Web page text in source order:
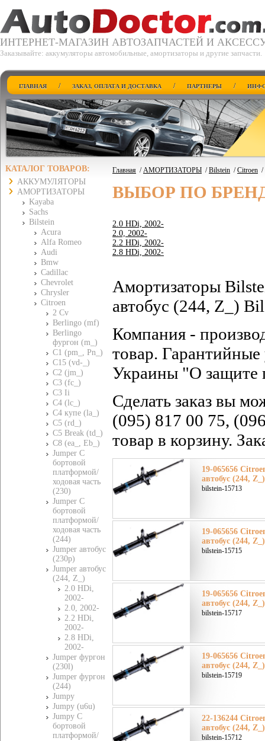
ИНТЕРНЕТ-МАГАЗИН АВТОЗАПЧАСТЕЙ И
Заказывайте: аккумуляторы автомобильные, амортизаторы и другие запчасти.
ГЛАВНАЯ / ЗАКАЗ, ОПЛАТА И ДОСТАВКА / ПАРТНЕРЫ /
КАТАЛОГ ТОВАРОВ:
АККУМУЛЯТОРЫ
АМОРТИЗАТОРЫ
Kayaba
Sachs
Bilstein
Acura
Alfa Romeo
Audi
Bmw
Cadillac
Chevrolet
Chrysler
Citroen
2 Cv
Berlingo (mf)
Berlingo
фургон (m_)
C1 (pm_, Pn_)
C15 (vd-_)
C2 (jm_)
C3 (fc_)
C3 Ii
C4 (lc_)
C4 купе (la_)
C5 (rd_)
C5 Break (td_)
C8 (ea_, Eb_)
Jumper C
бортовой
платформой/
ходовая часть
(230)
Jumper C
бортовой
платформой/
ходовая часть
(244)
Jumper автобус
(230p)
Jumper автобус
(244, Z_)
2.0 HDi,
2002-
2.0, 2002-
2.2 HDi,
2002-
2.8 HDi,
2002-
Jumper фургон
(230l)
Jumper фургон
(244)
Jumpy
Jumpy (u6u)
Jumpy C
бортовой
платформой/
Главная /АМОРТИЗАТОРЫ /Bilstein /Citroen /
ВЫБОР ПО
2.0 HDi, 2002-
2.0, 2002-
2.2 HDi, 2002-
2.8 HDi, 2002-
Амортизаторы
автобус (244, Z_)
Компания -
товар. Гарантийные
Украины "О защите
Сделать заказ вы
(095) 817 00 75,
товар в корзину.
19-065656
автобус (244,
bilstein-15713
19-065656
автобус (244,
bilstein-15715
19-065656
автобус (244,
bilstein-15717
19-065656
автобус (244,
bilstein-15719
22-136244
автобус (244,
bilstein-15712